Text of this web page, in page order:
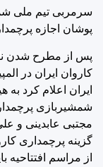
سرمربی تیم ملی
پوشان اجازه
پس از مطرح شدن
کاروان ایران در
ایران اعلام کرد
شمشیربازی
مجتبی عابدینی و
گزینه پرچمداری
از مراسم افتتاحیه